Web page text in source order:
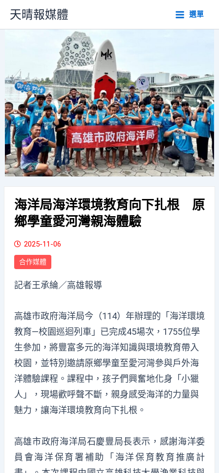
主
天晴報媒體 選單
海洋局海洋環境教育向下扎根 原
鄉學童愛河灣親海體驗
2025-11-06
合作媒體
記者王承綸／高雄報導
高雄市政府海洋局今（114）年辦理的「海洋環境
教育—校園巡迴列車」已完成45場次 ，1755位學
生參加 ，將豐富多元的海洋知識與環境教育帶入
校園，並特別邀請原鄉學童至愛河灣參與戶外海
洋體驗課程。課程中，孩子們興奮地化身「小獵
人」
，現場歡呼聲不斷，親身感受海洋的力量與
魅力，讓海洋環境教育向下扎根。
高雄市政府海洋局石慶豐局長表示， 感謝海洋委
員會海洋保育署補助「海洋保育教育推廣計